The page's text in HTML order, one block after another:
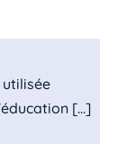
[...]